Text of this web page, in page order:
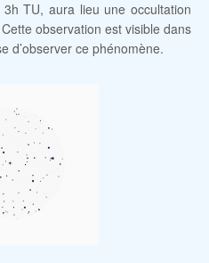
TU, aura lieu une occultation
observation est visible dans
d’observer ce phénomène.